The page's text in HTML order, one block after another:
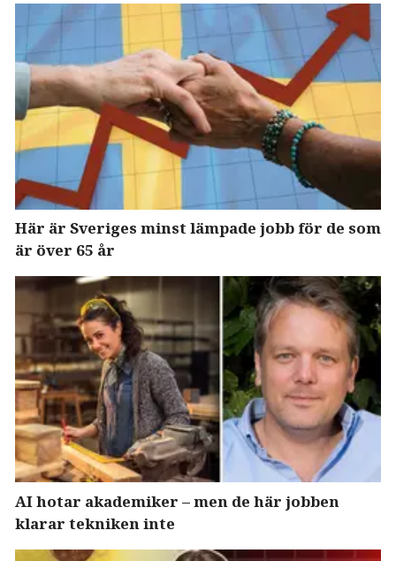
Här är Sveriges minst lämpade jobb för de som
är över 65 år
AI hotar akademiker – men de här jobben
klarar tekniken inte